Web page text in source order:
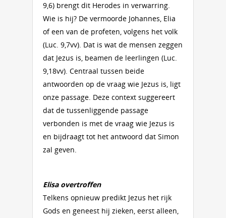
9,6) brengt dit Herodes in verwarring.
Wie is hij? De vermoorde Johannes, Elia
of een van de profeten, volgens het volk
(Luc. 9,7vv). Dat is wat de mensen zeggen
dat Jezus is, beamen de leerlingen (Luc.
9,18vv). Centraal tussen beide
antwoorden op de vraag wie Jezus is, ligt
onze passage. Deze context suggereert
dat de tussenliggende passage
verbonden is met de vraag wie Jezus is
en bijdraagt tot het antwoord dat Simon
zal geven.
Elisa overtroffen
Telkens opnieuw predikt Jezus het rijk
Gods en geneest hij zieken, eerst alleen,